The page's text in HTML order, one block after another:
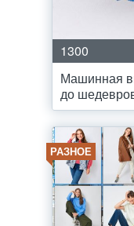
1300
Машинная
до
РАЗНОЕ